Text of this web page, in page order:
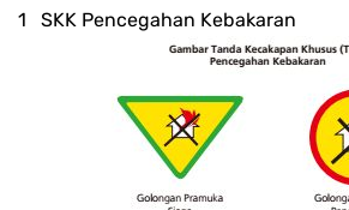
SKK Pencegahan Kebakaran